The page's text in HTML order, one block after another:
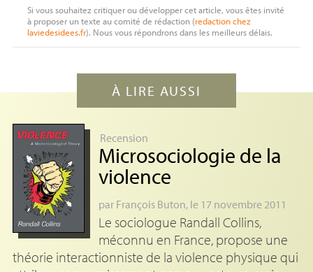
Si vous souhaitez critiquer ou développer cet article, vous êtes invité
à proposer un texte au comité de rédaction (redactionchez
laviedesidees.fr). Nous vous répondrons dans les meilleurs délais.
À LIRE AUSSI
Recension
Microsociologie de la
violence
par François Buton, le 17 novembre 2011
Le sociologue Randall Collins,
méconnu en France, propose une
théorie interactionniste de la violence physique qui